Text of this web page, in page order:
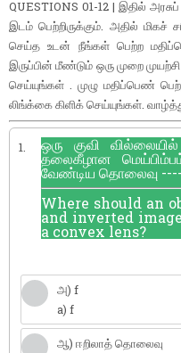
QUESTIONS 01-12 | இதில்
இடம் பெற்றிருக்கும். அதில் மிகச்
செய்த உடன் நீங்கள் பெற்ற
இருப்பின் மீண்டும் ஒரு முறை
செய்யுங்கள் . முழு மதிப்பெண்
லிங்க்கை கிளிக் செய்யுங்கள்.
1. ஒரு குவி
தலைகீழான
வேண்டிய தொலைவு
Where should an
and inverted
a convex lens?
அ) f
a) f
ஆ) ஈறிலாத் தொலைவு